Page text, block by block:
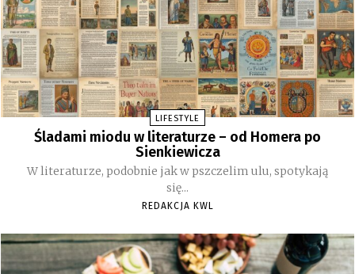
LIFESTYLE
Śladami miodu w literaturze – od Homera po
Sienkiewicza
W literaturze, podobnie jak w pszczelim ulu, spotykają
się...
REDAKCJA KWL